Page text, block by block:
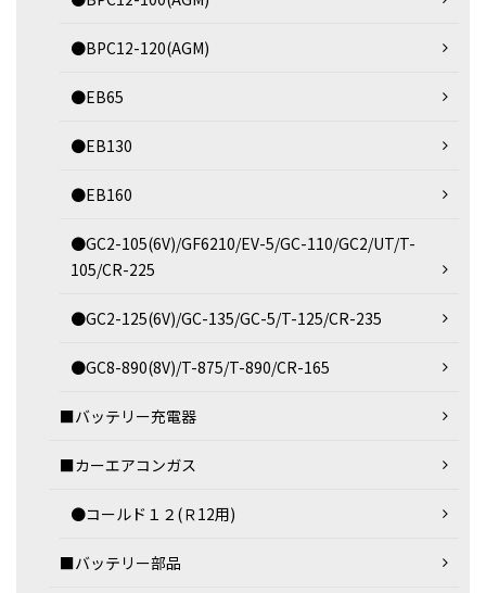
●BPC12-120(AGM)
●EB65
●EB130
●EB160
●GC2-105(6V)/GF6210/EV-5/GC-110/GC2/UT/T-
105/CR-225
●GC2-125(6V)/GC-135/GC-5/T-125/CR-235
●GC8-890(8V)/T-875/T-890/CR-165
■バッテリー充電器
■カーエアコンガス
●コールド１２(Ｒ12用)
■バッテリー部品